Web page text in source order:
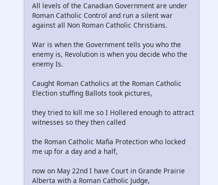
All levels of the Canadian Government are under
Roman Catholic Control and run a silent war
against all Non Roman Catholic Christians.
War is when the Government tells you who the
enemy is, Revolution is when you decide who the
enemy Is.
Caught Roman Catholics at the Roman Catholic
Election stuffing Ballots took pictures,
they tried to kill me so I Hollered enough to attract
witnesses so they then called
the Roman Catholic Mafia Protection who locked
me up for a day and a half,
now on May 22nd I have Court in Grande Prairie
Alberta with a Roman Catholic Judge,